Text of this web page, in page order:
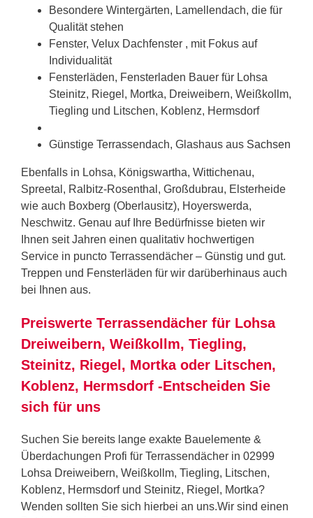
Besondere Wintergärten, Lamellendach, die für
Qualität stehen
Fenster, Velux Dachfenster , mit Fokus auf
Individualität
Fensterläden, Fensterladen Bauer für Lohsa
Steinitz, Riegel, Mortka, Dreiweibern, Weißkollm,
Tiegling und Litschen, Koblenz, Hermsdorf
Günstige Terrassendach, Glashaus aus Sachsen
Ebenfalls in Lohsa, Königswartha, Wittichenau,
Spreetal, Ralbitz-Rosenthal, Großdubrau, Elsterheide
wie auch Boxberg (Oberlausitz), Hoyerswerda,
Neschwitz. Genau auf Ihre Bedürfnisse bieten wir
Ihnen seit Jahren einen qualitativ hochwertigen
Service in puncto Terrassendächer – Günstig und gut.
Treppen und Fensterläden für wir darüberhinaus auch
bei Ihnen aus.
Preiswerte Terrassendächer für Lohsa
Dreiweibern, Weißkollm, Tiegling,
Steinitz, Riegel, Mortka oder Litschen,
Koblenz, Hermsdorf -Entscheiden Sie
sich für uns
Suchen Sie bereits lange exakte Bauelemente &
Überdachungen Profi für Terrassendächer in 02999
Lohsa Dreiweibern, Weißkollm, Tiegling, Litschen,
Koblenz, Hermsdorf und Steinitz, Riegel, Mortka?
Wenden sollten Sie sich hierbei an uns.Wir sind einen